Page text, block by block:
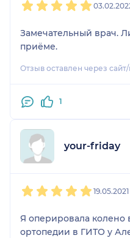
Замечательный врач.
приёме.
Отзыв оставлен через
1
your-friday
19.05.2021
Я оперировала колено
ортопедии в ГИТО у